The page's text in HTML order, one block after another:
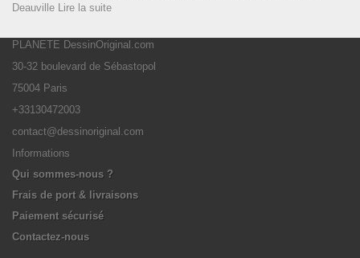
Deauville Lire la suite
PLANETE DessinOriginal.com
30-32 boulevard de Sébastopol
75004 Paris
+33130472003
contact@dessinoriginal.com
Informations
Qui sommes-nous ?
Frais de port & livraisons
Paiement sécurisé
Contactez-nous